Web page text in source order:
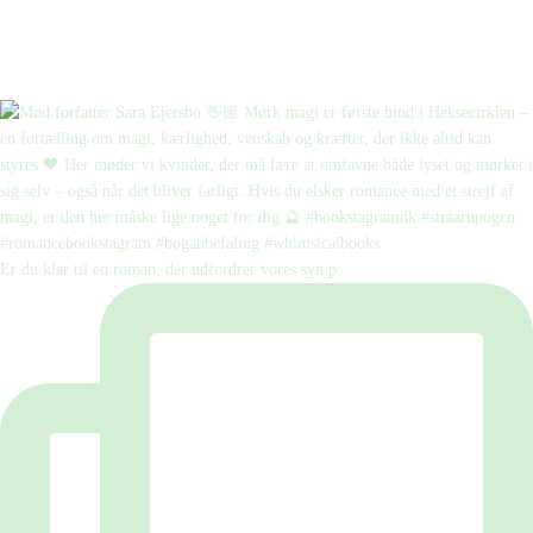
Er du klar til en roman, der udfordrer vores syn p